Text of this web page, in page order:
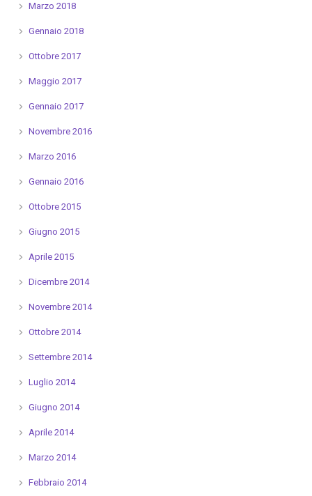
Marzo 2018
Gennaio 2018
Ottobre 2017
Maggio 2017
Gennaio 2017
Novembre 2016
Marzo 2016
Gennaio 2016
Ottobre 2015
Giugno 2015
Aprile 2015
Dicembre 2014
Novembre 2014
Ottobre 2014
Settembre 2014
Luglio 2014
Giugno 2014
Aprile 2014
Marzo 2014
Febbraio 2014